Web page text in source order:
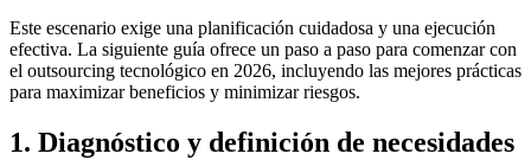
Este escenario exige una planificación cuidadosa y una ejecución
efectiva. La siguiente guía ofrece un paso a paso para comenzar con
el outsourcing tecnológico en 2026, incluyendo las mejores prácticas
para maximizar beneficios y minimizar riesgos.
1. Diagnóstico y definición de necesidades